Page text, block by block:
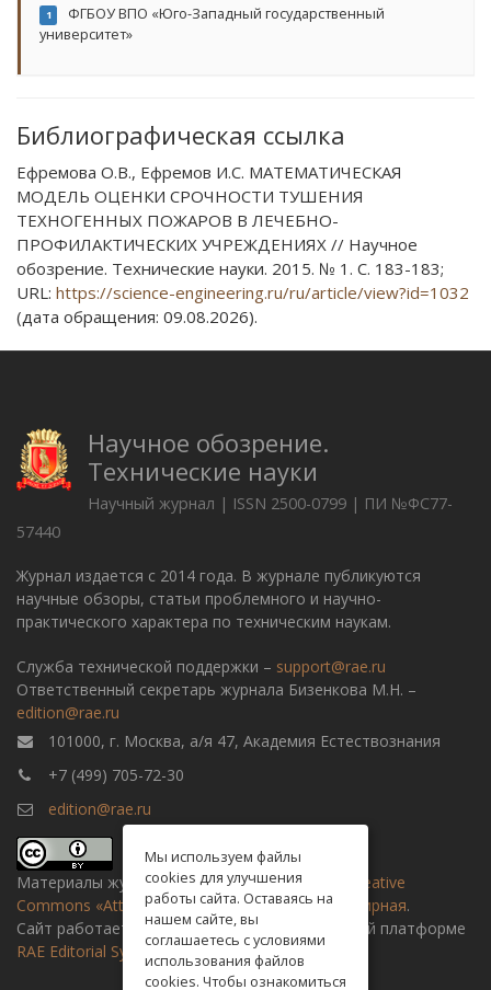
1
ФГБОУ ВПО «Юго-Западный государственный
университет»
Библиографическая ссылка
Ефремова О.В., Ефремов И.С. МАТЕМАТИЧЕСКАЯ
МОДЕЛЬ ОЦЕНКИ СРОЧНОСТИ ТУШЕНИЯ
ТЕХНОГЕННЫХ ПОЖАРОВ В ЛЕЧЕБНО-
ПРОФИЛАКТИЧЕСКИХ УЧРЕЖДЕНИЯХ // Научное
обозрение. Технические науки. 2015. № 1. С. 183-183;
URL: https://science-engineering.ru/ru/article/view?id=1032
(дата обращения: 09.08.2026).
Научное обозрение.
Технические науки
Научный журнал | ISSN 2500-0799 | ПИ №ФС77-
57440
Журнал издается с 2014 года. В журнале публикуются
научные обзоры, статьи проблемного и научно-
практического характера по техническим наукам.
Служба технической поддержки – support@rae.ru
Ответственный секретарь журнала Бизенкова М.Н. –
edition@rae.ru
101000, г. Москва, а/я 47, Академия Естествознания
+7 (499) 705-72-30
edition@rae.ru
Материалы журнала доступны полицензии Creative
Commons «Attribution» («Атрибуция») 4.0 Всемирная.
Сайт работает на универсальной издательской платформе
RAE Editorial System
Мы используем файлы
cookies для улучшения
работы сайта. Оставаясь на
нашем сайте, вы
соглашаетесь с условиями
использования файлов
cookies. Чтобы ознакомиться